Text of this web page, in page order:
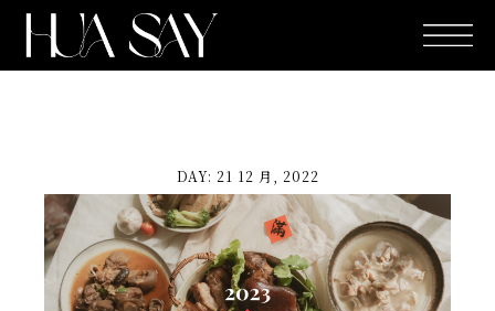
DAY: 21 12 月, 2022